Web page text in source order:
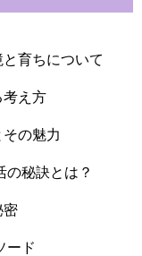
育ちについて
考え方
の魅力
の秘訣とは？
密
ード